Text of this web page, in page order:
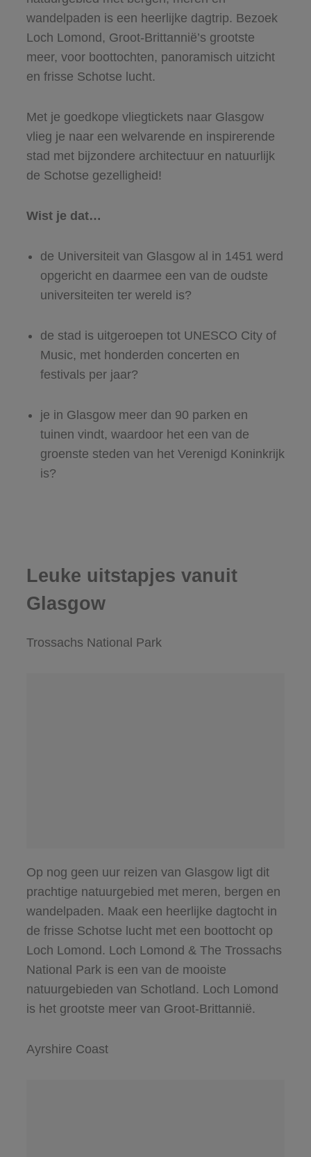
wandelpaden is een heerlijke dagtrip. Bezoek
Loch Lomond, Groot-Brittannië’s grootste
meer, voor boottochten, panoramisch uitzicht
en frisse Schotse lucht.
Met je goedkope vliegtickets naar Glasgow
vlieg je naar een welvarende en inspirerende
stad met bijzondere architectuur en natuurlijk
de Schotse gezelligheid!
Wist je dat…
de Universiteit van Glasgow al in 1451 werd
opgericht en daarmee een van de oudste
universiteiten ter wereld is?
de stad is uitgeroepen tot UNESCO City of
Music, met honderden concerten en
festivals per jaar?
je in Glasgow meer dan 90 parken en
tuinen vindt, waardoor het een van de
groenste steden van het Verenigd Koninkrijk
is?
Leuke uitstapjes vanuit
Glasgow
Trossachs National Park
Op nog geen uur reizen van Glasgow ligt dit
prachtige natuurgebied met meren, bergen en
wandelpaden. Maak een heerlijke dagtocht in
de frisse Schotse lucht met een boottocht op
Loch Lomond. Loch Lomond & The Trossachs
National Park is een van de mooiste
natuurgebieden van Schotland. Loch Lomond
is het grootste meer van Groot-Brittannië.
Ayrshire Coast